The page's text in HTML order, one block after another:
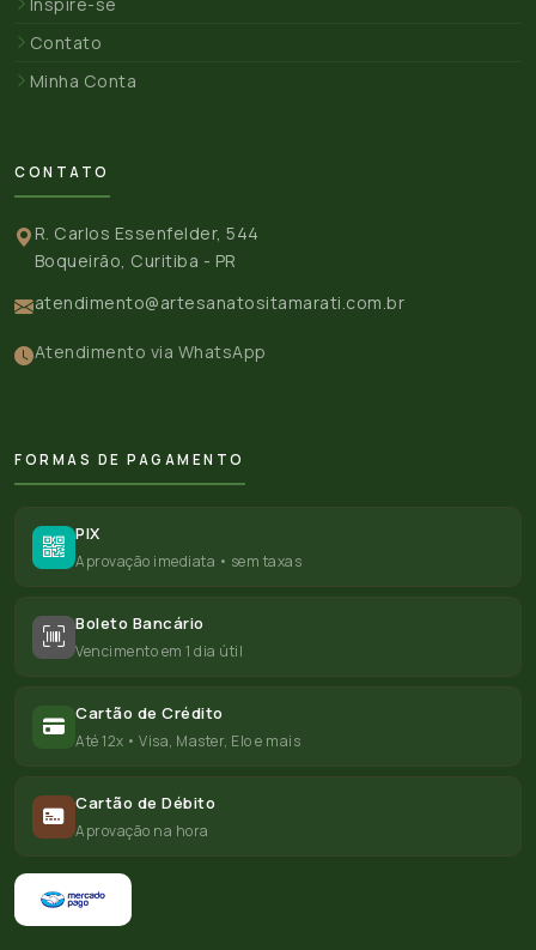
Contato
Minha Conta
CONTATO
R. Carlos Essenfelder, 544
Boqueirão, Curitiba - PR
atendimento@artesanatositamarati.com.br
Atendimento via WhatsApp
FORMAS DE PAGAMENTO
PIX
Aprovação imediata • sem taxas
Boleto Bancário
Vencimento em 1 dia útil
Cartão de Crédito
Até 12x • Visa, Master, Elo e mais
Cartão de Débito
Aprovação na hora